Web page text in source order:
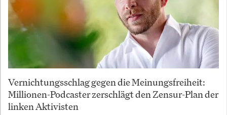
Vernichtungsschlag gegen die Meinungsfreiheit:
Millionen-Podcaster zerschlägt den Zensur-Plan der
linken Aktivisten